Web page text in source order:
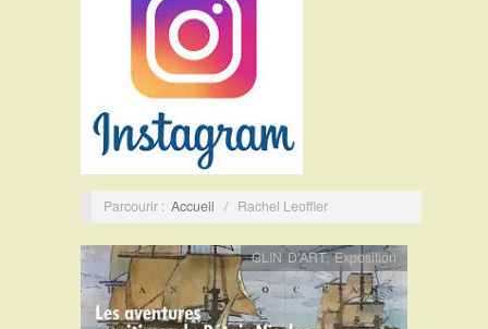
Parcourir : Accueil / Rachel Leoffler
CLIN D'ART,Exposition